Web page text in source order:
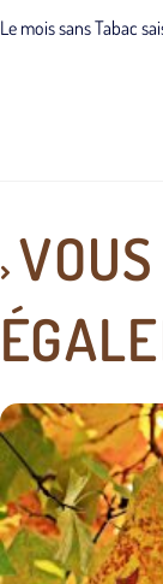
Le mois sans Tabac